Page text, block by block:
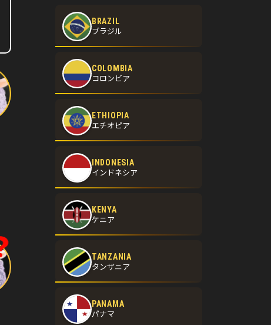
BRAZIL
ブラジル
COLOMBIA
コロンビア
ETHIOPIA
エチオピア
INDONESIA
インドネシア
KENYA
ケニア
TANZANIA
タンザニア
PANAMA
パナマ